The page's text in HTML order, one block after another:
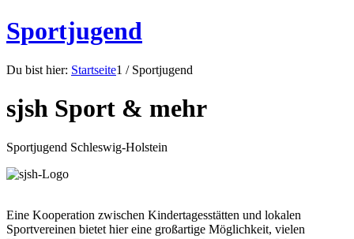
Sportjugend
Du bist hier: Startseite1 / Sportjugend
sjsh Sport & mehr
Sportjugend Schleswig-Holstein
Eine Kooperation zwischen Kindertagesstätten und lokalen
Sportvereinen bietet hier eine großartige Möglichkeit, vielen